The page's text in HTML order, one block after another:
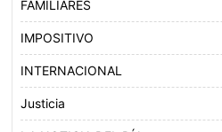
FAMILIARES
IMPOSITIVO
INTERNACIONAL
Justicia